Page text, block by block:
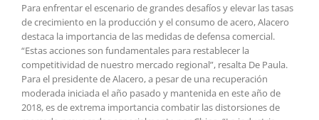
Para enfrentar el escenario de grandes desafíos y elevar las tasas
de crecimiento en la producción y el consumo de acero, Alacero
destaca la importancia de las medidas de defensa comercial.
“Estas acciones son fundamentales para restablecer la
competitividad de nuestro mercado regional”, resalta De Paula.
Para el presidente de Alacero, a pesar de una recuperación
moderada iniciada el año pasado y mantenida en este año de
2018, es de extrema importancia combatir las distorsiones de